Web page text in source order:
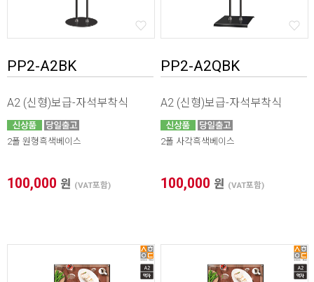
PP2-A2BK
A2 (신형)보급-자석부착식
2폴 원형흑색베이스
100,000 원 (VAT포함)
PP2-A2QBK
A2 (신형)보급-자석부착식
2폴 사각흑색베이스
100,000 원 (VAT포함)